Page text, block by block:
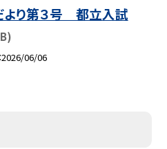
り第３号 都立入試
2026/06/06